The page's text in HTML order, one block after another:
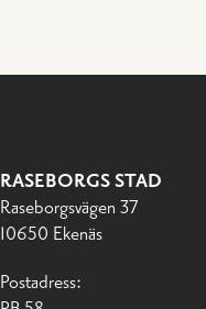
RASEBORGS STAD
Raseborgsvägen 37
10650 Ekenäs
Postadress: